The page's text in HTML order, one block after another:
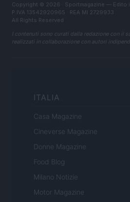
Copyright © 2026 · Sportmagazine — Edito
P.IVA 13542920965 · REA MI 2729933
All Rights Reserved
I contenuti sono curati dalla redazione con il
realizzati in collaborazione con autori
ITALIA
Casa Magazine
Cineverse Magazine
Donne Magazine
Food Blog
Milano Notizie
Motor Magazine